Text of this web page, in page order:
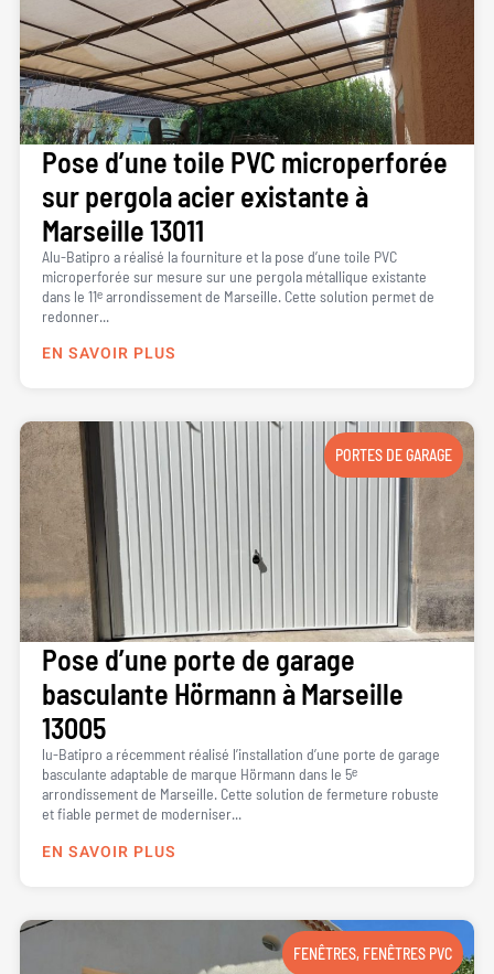
Pose d’une toile PVC microperforée
sur pergola acier existante à
Marseille 13011
Alu-Batipro a réalisé la fourniture et la pose d’une toile PVC
microperforée sur mesure sur une pergola métallique existante
dans le 11ᵉ arrondissement de Marseille. Cette solution permet de
redonner...
EN SAVOIR PLUS
PORTES DE GARAGE
Pose d’une porte de garage
basculante Hörmann à Marseille
13005
lu-Batipro a récemment réalisé l’installation d’une porte de garage
basculante adaptable de marque Hörmann dans le 5ᵉ
arrondissement de Marseille. Cette solution de fermeture robuste
et fiable permet de moderniser...
EN SAVOIR PLUS
FENÊTRES, FENÊTRES PVC